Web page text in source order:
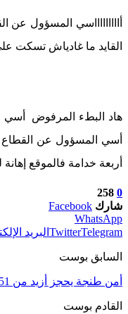
أاااااااااسي المسؤول
القايد ما غادياش تسكت
هاد البطء المرفوض أسي
أسي المسؤول عن القطاع
أربعة خدامة فالموقع
0
258
شارك Facebook
WhatsApp
TwitterTelegram البريد
السابق بوست
أمن طنجة يحجز أزيد من 51 طناً من الشيرا وقرابة 3 أطنان من الكوكايين خلال 2025
القادم بوست